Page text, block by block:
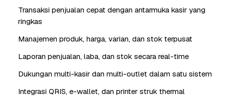
Transaksi penjualan cepat dengan antarmuka kasir yang
ringkas
Manajemen produk, harga, varian, dan stok terpusat
Laporan penjualan, laba, dan stok secara real-time
Dukungan multi-kasir dan multi-outlet dalam satu sistem
Integrasi QRIS, e-wallet, dan printer struk thermal